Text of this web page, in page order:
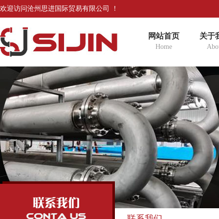
欢迎访问沧州思进国际贸易有限公司 ！
网站首页
Home
关于